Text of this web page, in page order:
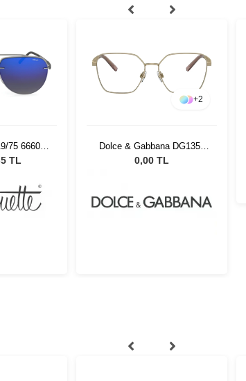
75 6660
Gözlüğü
TL
+2
Dolce & Gabbana DG1351
1365 54
0,00 TL